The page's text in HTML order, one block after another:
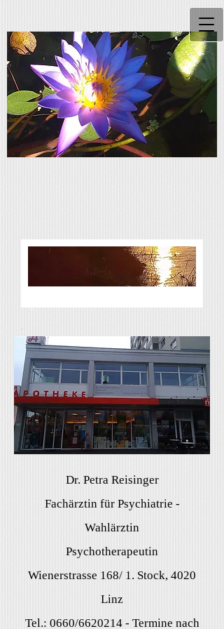
Dr. Petra Reisinger
Fachärztin für Psychiatrie -
Wahlärztin
Psychotherapeutin
Wienerstrasse 168/ 1. Stock, 4020
Linz
Tel.: 0660/6620214 - Termine nach